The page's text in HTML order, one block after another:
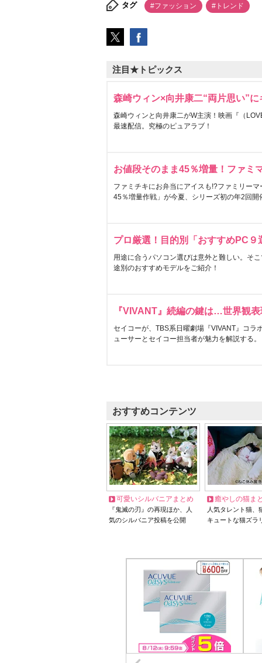
タグ #ファッション #トレンド
注目★トピックス
森崎ウィン×向井康二“両片思い”
森崎ウィンと向井康二がW主演！映画『（
最速配信。究極のピュアラブ！
お値段そのまま45％増量！ファミ
ファミチキにお弁当にアイスも!?ファミリー
45％増量作戦」が今夏、シリーズ初の年2回開
プロ厳選！目的別「おすすめPC９
用途に合うパソコン選びは意外と難しい。そ
途別のおすすめモデルをご紹介！
『VIVANT』続編の鍵は…世界観
セイコーが、TBS系日曜劇場『VIVANT』コラ
ューサーとセイコー担当者が魅力を解説する。
おすすめコンテンツ
可愛いシルバニアまとめ
『鬼滅の刃』の再現ほか、人
気のシルバニア投稿を公開
癒やしの猫ま
人気タレント猫
キュートな猫ズラ